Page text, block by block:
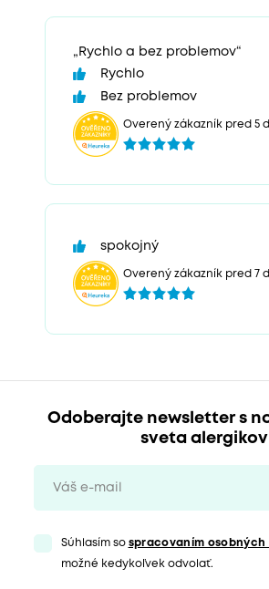
„Rychlo a bez problemov“
Rychlo
Bez problemov
Overený zákazník pred 5
spokojný
Overený zákazník pred 7
Odoberajte newsletter s
sveta alergikov
Súhlasím so spracovaním osobných
možné kedykoľvek odvolať.